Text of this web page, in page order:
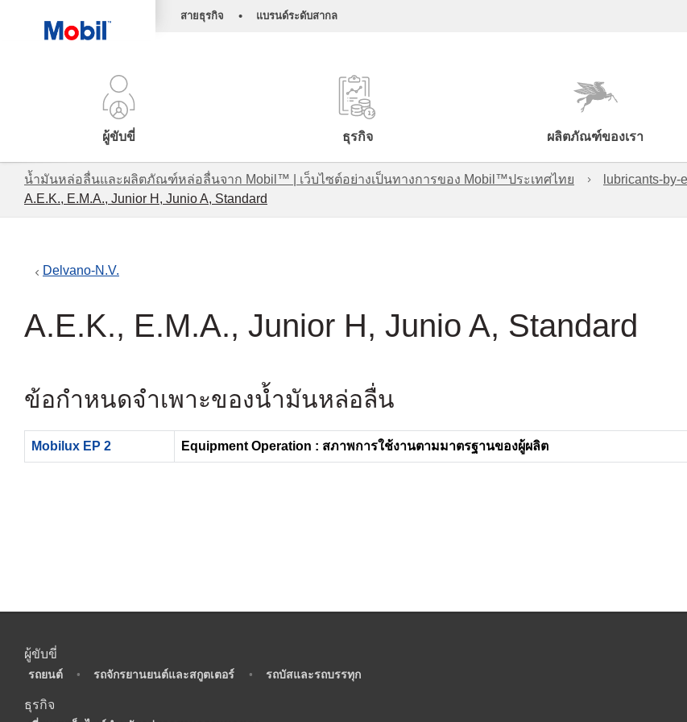
สายธุรกิจ • แบรนด์ระดับสากล
ผู้ขับขี่ ธุรกิจ ผลิตภัณฑ์ของเรา
น้ำมันหล่อลื่นและผลิตภัณฑ์หล่อลื่นจาก Mobil™ | เว็บไซต์อย่างเป็นทางการของ Mobil™ประเทศไทย lubricants-
A.E.K., E.M.A., Junior H, Junio A, Standard
Delvano-N.V.
A.E.K., E.M.A., Junior H, Junio A, Standard
ข้อกำหนดจำเพาะของน้ำมันหล่อลื่น
Mobilux EP 2 Equipment Operation : สภาพการใช้งานตามมาตรฐานของผู้ผลิต
ผู้ขับขี่
รถยนต์ • รถจักรยานยนต์และสกูตเตอร์ • รถบัสและรถบรรทุก
ธุรกิจ